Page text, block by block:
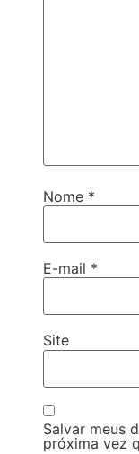
Nome *
E-mail *
Site
Salvar meus
próxima vez